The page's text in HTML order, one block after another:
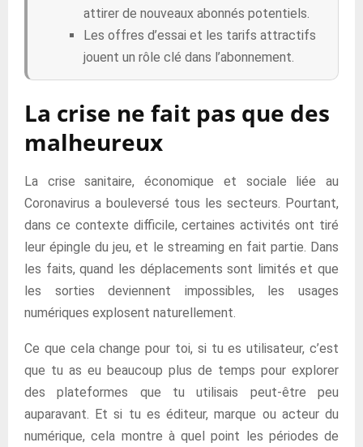
attirer de nouveaux abonnés potentiels.
Les offres d’essai et les tarifs attractifs
jouent un rôle clé dans l’abonnement.
La crise ne fait pas que des
malheureux
La crise sanitaire, économique et sociale liée au
Coronavirus a bouleversé tous les secteurs. Pourtant,
dans ce contexte difficile, certaines activités ont tiré
leur épingle du jeu, et le streaming en fait partie. Dans
les faits, quand les déplacements sont limités et que
les sorties deviennent impossibles, les usages
numériques explosent naturellement.
Ce que cela change pour toi, si tu es utilisateur, c’est
que tu as eu beaucoup plus de temps pour explorer
des plateformes que tu utilisais peut-être peu
auparavant. Et si tu es éditeur, marque ou acteur du
numérique, cela montre à quel point les périodes de